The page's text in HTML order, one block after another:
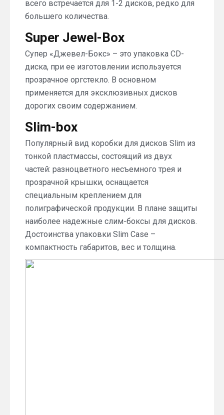
всего встречается для 1-2 дисков, редко для
большего количества.
Super Jewel-Box
Супер «Джевел-Бокс» – это упаковка CD-
диска, при ее изготовлении используется
прозрачное оргстекло. В основном
применяется для эксклюзивных дисков
дорогих своим содержанием.
Slim-box
Популярный вид коробки для дисков Slim из
тонкой пластмассы, состоящий из двух
частей: разноцветного несъемного трея и
прозрачной крышки, оснащается
специальным креплением для
полиграфической продукции. В плане защиты
наиболее надежные слим-боксы для дисков.
Достоинства упаковки Slim Case –
компактность габаритов, вес и толщина.